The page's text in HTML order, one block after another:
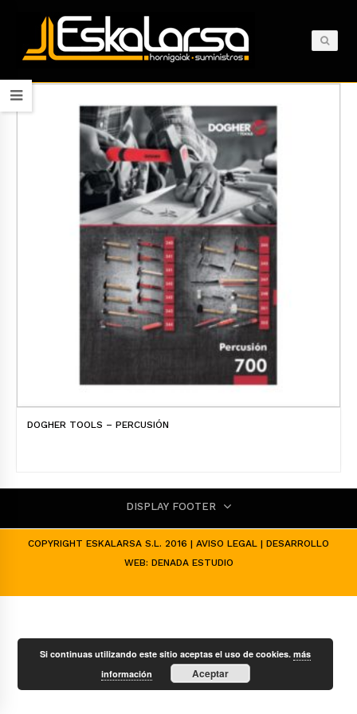
DOGHER TOOLS – PERCUSIÓN
DISPLAY FOOTER
COPYRIGHT ESKALARSA S.L. 2016 | AVISO LEGAL | DESARROLLO
WEB: DENADA ESTUDIO
Si continuas utilizando este sitio aceptas el uso de cookies.más
información
Aceptar